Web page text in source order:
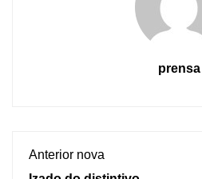
prensa
Anterior nova